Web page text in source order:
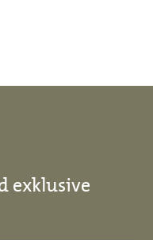
exklusive